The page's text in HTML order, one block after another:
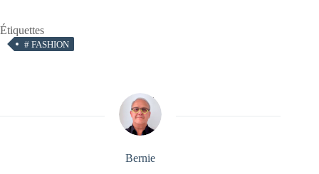
Étiquettes
# FASHION
Bernie